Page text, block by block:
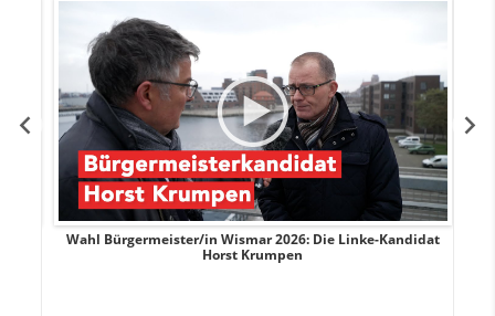
Wahl Bürgermeister/in Wismar 2026: Die Linke-Kandidat
Horst Krumpen